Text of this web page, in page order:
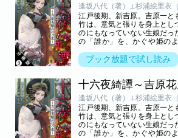
逢坂八代（著）⊥杉浦絵里衣（
江戸後期、新吉原。吉原一と
竹は、意気と張りを身上とし
のにもなっていない生娘だっ
の「誰か」を、かぐや姫の
きた──。天涯孤独の花魁が
描く純愛物語！
ブック放題で試し読み
逢坂八代（著）⊥杉浦絵里衣（
江戸後期、新吉原。吉原一と
竹は、意気と張りを身上とし
のにもなっていない生娘だっ
の「誰か」を、かぐや姫の